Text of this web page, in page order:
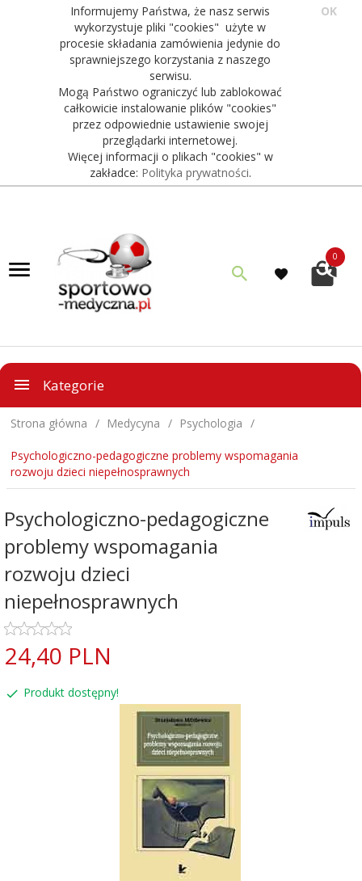
Informujemy Państwa, że nasz serwis
wykorzystuje pliki "cookies" użyte w
procesie składania zamówienia jedynie do
sprawniejszego korzystania z naszego
serwisu.
Mogą Państwo ograniczyć lub zablokować
całkowicie instalowanie plików "cookies"
przez odpowiednie ustawienie swojej
przeglądarki internetowej.
Więcej informacji o plikach "cookies" w
zakładce: Polityka prywatności.
OK
0
Kategorie
Strona główna Medycyna Psychologia
Psychologiczno-pedagogiczne problemy wspomagania
rozwoju dzieci niepełnosprawnych
Psychologiczno-pedagogiczne
problemy wspomagania
rozwoju dzieci
niepełnosprawnych
24,40 PLN
Produkt dostępny!